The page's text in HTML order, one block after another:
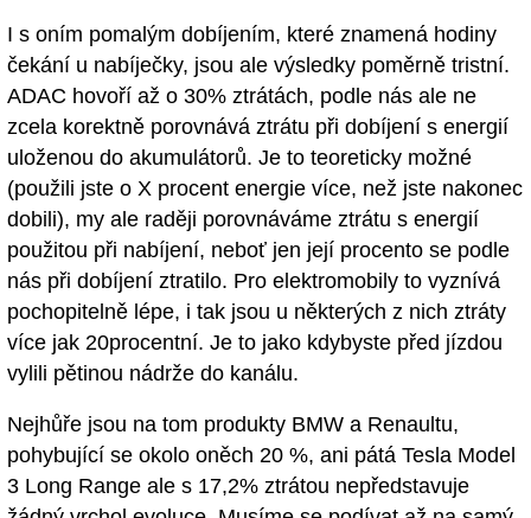
I s oním pomalým dobíjením, které znamená hodiny
čekání u nabíječky, jsou ale výsledky poměrně tristní.
ADAC hovoří až o 30% ztrátách, podle nás ale ne
zcela korektně porovnává ztrátu při dobíjení s energií
uloženou do akumulátorů. Je to teoreticky možné
(použili jste o X procent energie více, než jste nakonec
dobili), my ale raději porovnáváme ztrátu s energií
použitou při nabíjení, neboť jen její procento se podle
nás při dobíjení ztratilo. Pro elektromobily to vyznívá
pochopitelně lépe, i tak jsou u některých z nich ztráty
více jak 20procentní. Je to jako kdybyste před jízdou
vylili pětinou nádrže do kanálu.
Nejhůře jsou na tom produkty BMW a Renaultu,
pohybující se okolo oněch 20 %, ani pátá Tesla Model
3 Long Range ale s 17,2% ztrátou nepředstavuje